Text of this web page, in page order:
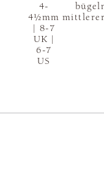
4-
4½mm
| 8-7
UK |
6-7
US